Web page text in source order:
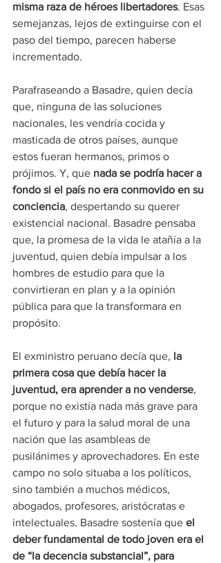
misma raza de héroes libertadores. Esas
semejanzas, lejos de extinguirse con el
paso del tiempo, parecen haberse
incrementado.
Parafraseando a Basadre, quien decía
que, ninguna de las soluciones
nacionales, les vendría cocida y
masticada de otros países, aunque
estos fueran hermanos, primos o
prójimos. Y, que nada se podría hacer a
fondo si el país no era conmovido en su
conciencia, despertando su querer
existencial nacional. Basadre pensaba
que, la promesa de la vida le atañía a la
juventud, quien debía impulsar a los
hombres de estudio para que la
convirtieran en plan y a la opinión
pública para que la transformara en
propósito.
El exministro peruano decía que, la
primera cosa que debía hacer la
juventud, era aprender a no venderse,
porque no existía nada más grave para
el futuro y para la salud moral de una
nación que las asambleas de
pusilánimes y aprovechadores. En este
campo no solo situaba a los políticos,
sino también a muchos médicos,
abogados, profesores, aristócratas e
intelectuales. Basadre sostenía que el
deber fundamental de todo joven era el
de “la decencia substancial”, para